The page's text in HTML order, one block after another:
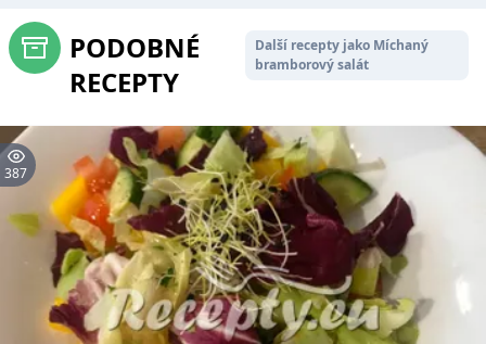
PODOBNÉ
RECEPTY
Další recepty jako Míchaný
bramborový salát
387